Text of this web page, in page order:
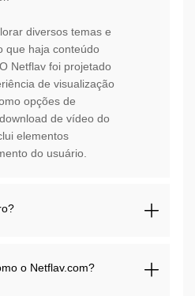
diversos temas e
que haja conteúdo
Netflav foi projetado
de visualização
opções de
de vídeo do
elementos
do usuário.
o Netflav.com?